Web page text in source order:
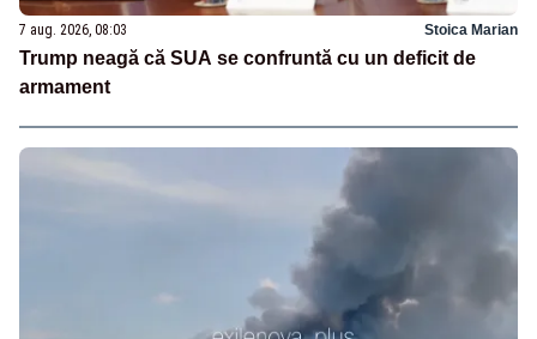
7 aug. 2026, 08:03 Stoica Marian
Trump neagă că SUA se confruntă cu un deficit de
armament